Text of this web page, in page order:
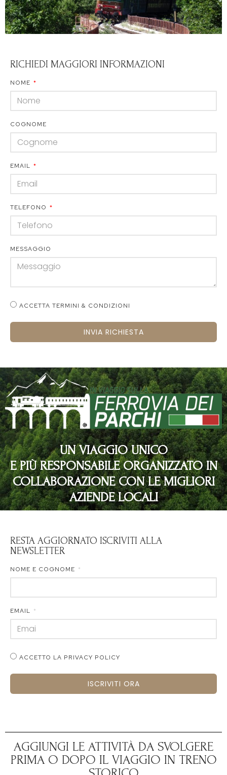
RICHIEDI MAGGIORI INFORMAZIONI
NOME
COGNOME
EMAIL
TELEFONO
MESSAGGIO
ACCETTA TERMINI & CONDIZIONI
INVIA RICHIESTA
UN VIAGGIO UNICO
E PIÙ RESPONSABILE ORGANIZZATO IN
COLLABORAZIONE CON LE MIGLIORI
AZIENDE LOCALI
RESTA AGGIORNATO ISCRIVITI ALLA
NEWSLETTER
NOME E COGNOME
EMAIL
ACCETTO LA PRIVACY POLICY
ISCRIVITI ORA
AGGIUNGI LE ATTIVITÀ DA SVOLGERE
PRIMA O DOPO IL VIAGGIO IN TRENO